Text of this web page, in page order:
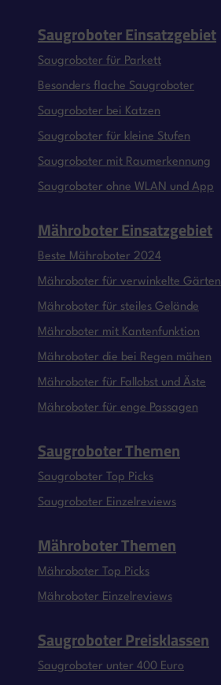
Saugroboter Einsatzgebiet
Saugroboter für Parkett
Besonders flache Saugroboter
Saugroboter bei Katzen
Saugroboter für kleine Stufen
Saugroboter mit Raumerkennung
Saugroboter ohne WLAN und App
Mähroboter Einsatzgebiet
Beste Mähroboter 2024
Mähroboter für verwinkelte Gärten
Mähroboter für steiles Gelände
Mähroboter mit Kantenfunktion
Mähroboter die bei Regen mähen
Mähroboter für Fallobst und Äste
Mähroboter für enge Passagen
Saugroboter Themen
Saugroboter Top Picks
Saugroboter Einzelreviews
Mähroboter Themen
Mähroboter Top Picks
Mähroboter Einzelreviews
Saugroboter Preisklassen
Saugroboter unter 400 Euro